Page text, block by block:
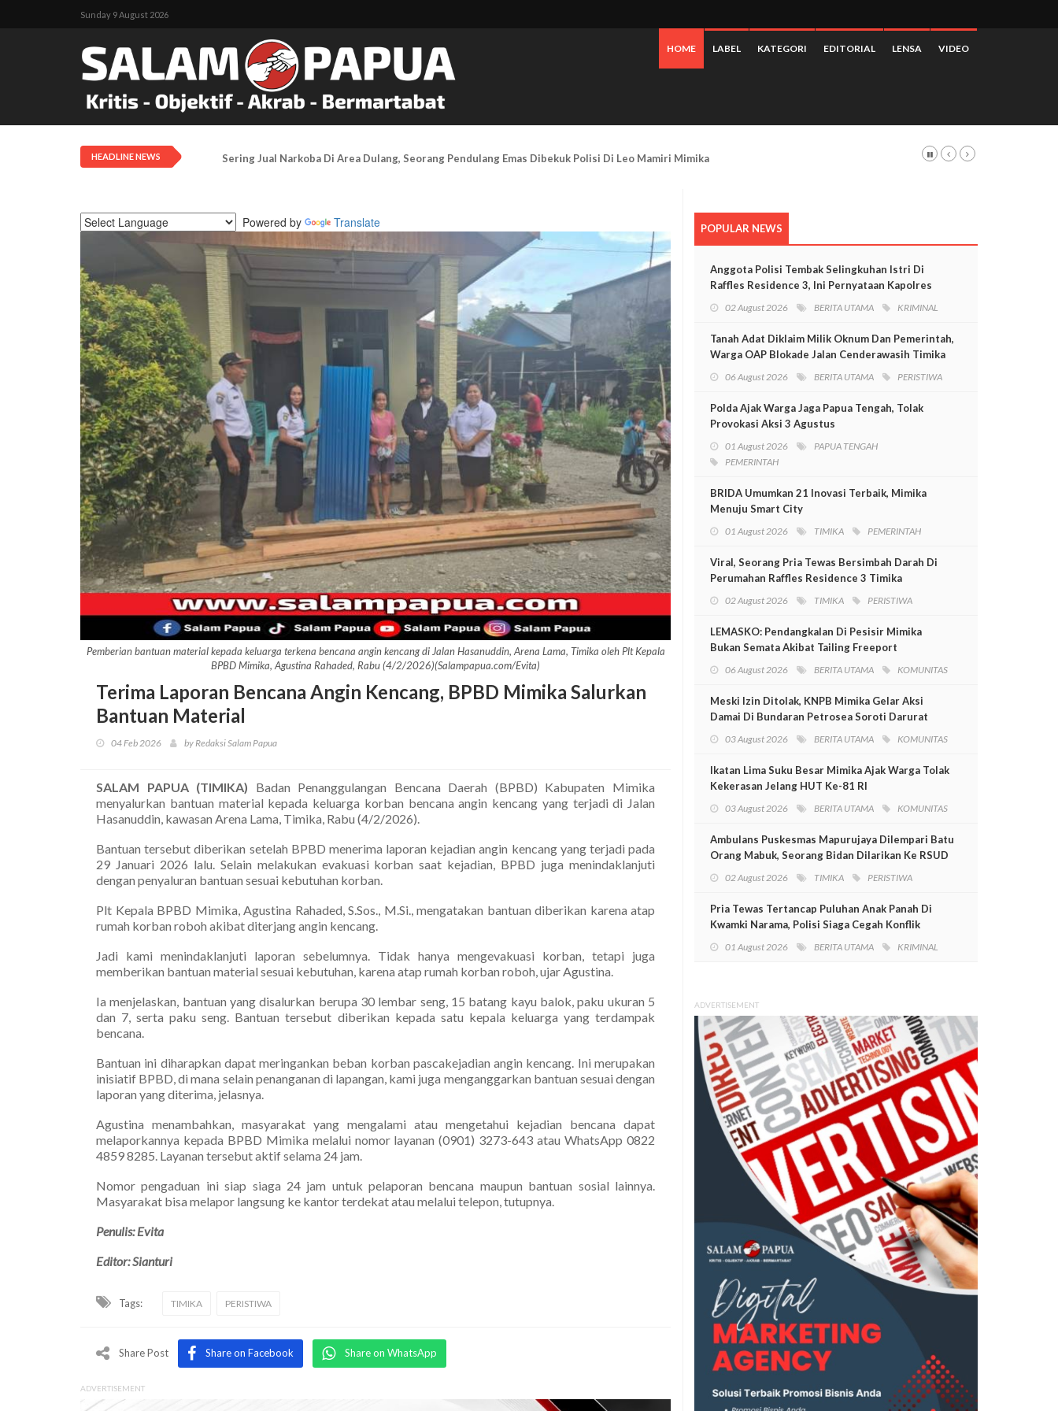
Sunday 9 August 2026
HOME LABEL KATEGORI EDITORIAL LENSA VIDEO
HEADLINE NEWS Pengadilan Negeri Timika Tanggapi Persoalan Sengketa Tanah Di SP2, Berikut Penjelasannya
Powered by Translate
Pemberian bantuan material kepada keluarga terkena bencana angin kencang di Jalan Hasanuddin, Arena Lama, Timika oleh Plt Kepala
BPBD Mimika, Agustina Rahaded, Rabu (4/2/2026)(Salampapua.com/Evita)
Terima Laporan Bencana Angin Kencang, BPBD Mimika Salurkan
Bantuan Material
04 Feb 2026 by Redaksi Salam Papua
SALAM PAPUA (TIMIKA) Badan Penanggulangan Bencana Daerah (BPBD) Kabupaten Mimika
menyalurkan bantuan material kepada keluarga korban bencana angin kencang yang terjadi di Jalan
Hasanuddin, kawasan Arena Lama, Timika, Rabu (4/2/2026).
Bantuan tersebut diberikan setelah BPBD menerima laporan kejadian angin kencang yang terjadi pada
29 Januari 2026 lalu. Selain melakukan evakuasi korban saat kejadian, BPBD juga menindaklanjuti
dengan penyaluran bantuan sesuai kebutuhan korban.
Plt Kepala BPBD Mimika, Agustina Rahaded, S.Sos., M.Si., mengatakan bantuan diberikan karena atap
rumah korban roboh akibat diterjang angin kencang.
Jadi kami menindaklanjuti laporan sebelumnya. Tidak hanya mengevakuasi korban, tetapi juga
memberikan bantuan material sesuai kebutuhan, karena atap rumah korban roboh, ujar Agustina.
Ia menjelaskan, bantuan yang disalurkan berupa 30 lembar seng, 15 batang kayu balok, paku ukuran 5
dan 7, serta paku seng. Bantuan tersebut diberikan kepada satu kepala keluarga yang terdampak
bencana.
Bantuan ini diharapkan dapat meringankan beban korban pascakejadian angin kencang. Ini merupakan
inisiatif BPBD, di mana selain penanganan di lapangan, kami juga menganggarkan bantuan sesuai dengan
laporan yang diterima, jelasnya.
Agustina menambahkan, masyarakat yang mengalami atau mengetahui kejadian bencana dapat
melaporkannya kepada BPBD Mimika melalui nomor layanan (0901) 3273-643 atau WhatsApp 0822
4859 8285. Layanan tersebut aktif selama 24 jam.
Nomor pengaduan ini siap siaga 24 jam untuk pelaporan bencana maupun bantuan sosial lainnya.
Masyarakat bisa melapor langsung ke kantor terdekat atau melalui telepon, tutupnya.
Penulis: Evita
Editor: Sianturi
Tags: TIMIKA PERISTIWA
Share Post Share on Facebook Share on WhatsApp
ADVERTISEMENT
POPULAR NEWS
Anggota Polisi Tembak Selingkuhan Istri Di
Raffles Residence 3, Ini Pernyataan Kapolres
02 August 2026 BERITA UTAMA KRIMINAL
Tanah Adat Diklaim Milik Oknum Dan Pemerintah,
Warga OAP Blokade Jalan Cenderawasih Timika
06 August 2026 BERITA UTAMA PERISTIWA
Polda Ajak Warga Jaga Papua Tengah, Tolak
Provokasi Aksi 3 Agustus
01 August 2026
PAPUA TENGAH
PEMERINTAH
BRIDA Umumkan 21 Inovasi Terbaik, Mimika
Menuju Smart City
01 August 2026 TIMIKA PEMERINTAH
Viral, Seorang Pria Tewas Bersimbah Darah Di
Perumahan Raffles Residence 3 Timika
02 August 2026 TIMIKA PERISTIWA
LEMASKO: Pendangkalan Di Pesisir Mimika
Bukan Semata Akibat Tailing Freeport
06 August 2026 BERITA UTAMA KOMUNITAS
Meski Izin Ditolak, KNPB Mimika Gelar Aksi
Damai Di Bundaran Petrosea Soroti Darurat
03 August 2026 BERITA UTAMA KOMUNITAS
Ikatan Lima Suku Besar Mimika Ajak Warga Tolak
Kekerasan Jelang HUT Ke-81 RI
03 August 2026 BERITA UTAMA KOMUNITAS
Ambulans Puskesmas Mapurujaya Dilempari Batu
Orang Mabuk, Seorang Bidan Dilarikan Ke RSUD
02 August 2026 TIMIKA PERISTIWA
Pria Tewas Tertancap Puluhan Anak Panah Di
Kwamki Narama, Polisi Siaga Cegah Konflik
01 August 2026 BERITA UTAMA KRIMINAL
ADVERTISEMENT